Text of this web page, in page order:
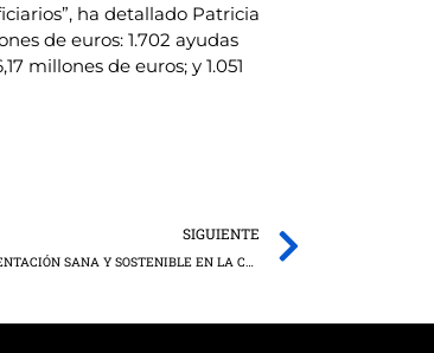
ha detallado Patricia
de euros: 1.702 ayudas
millones de euros; y 1.051
SIGUIENTE
VENTAJAS DE LOS PRODUCTOS LOCALES PARA UNA ALIMENTACIÓN SANA Y SOSTENIBLE EN LA CONFERENCIA DEL NUTRICIONISTA AITOR SÁNCHEZ, EN FEDA